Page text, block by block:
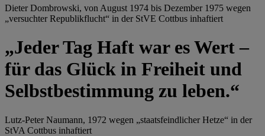
Dieter Dombrowski, von August 1974 bis Dezember 1975 wegen
„versuchter Republikflucht“ in der StVE Cottbus inhaftiert
„Jeder Tag Haft war es Wert –
für das Glück in Freiheit und
Selbstbestimmung zu leben.“
Lutz-Peter Naumann, 1972 wegen „staatsfeindlicher Hetze“ in der
StVA Cottbus inhaftiert